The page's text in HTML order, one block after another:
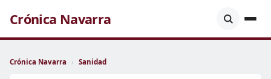
Crónica Navarra
Crónica Navarra › Sanidad